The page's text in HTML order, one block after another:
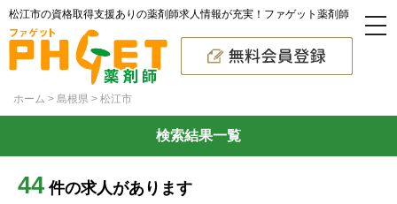
松江市の資格取得支援ありの薬剤師求人情報が充実！ファゲット薬剤師
ホーム 島根県 松江市
検索結果一覧
44 件の求人があります